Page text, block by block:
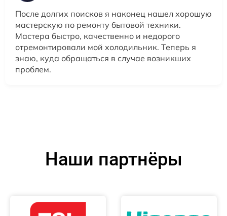
После долгих поисков я наконец нашел хорошую
мастерскую по ремонту бытовой техники.
Мастера быстро, качественно и недорого
отремонтировали мой холодильник. Теперь я
знаю, куда обращаться в случае возникших
проблем.
Наши партнёры